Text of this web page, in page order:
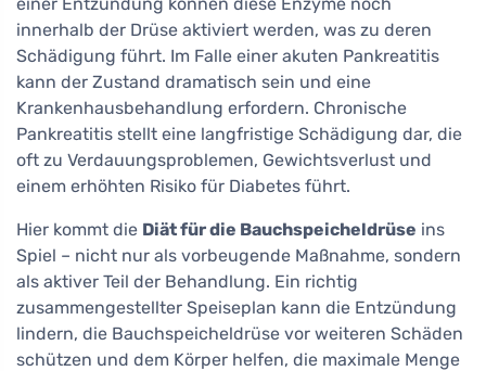
innerhalb der Drüse aktiviert werden, was zu deren
Schädigung führt. Im Falle einer akuten Pankreatitis
kann der Zustand dramatisch sein und eine
Krankenhausbehandlung erfordern. Chronische
Pankreatitis stellt eine langfristige Schädigung dar, die
oft zu Verdauungsproblemen, Gewichtsverlust und
einem erhöhten Risiko für Diabetes führt.
Hier kommt die Diät für die Bauchspeicheldrüse ins
Spiel – nicht nur als vorbeugende Maßnahme, sondern
als aktiver Teil der Behandlung. Ein richtig
zusammengestellter Speiseplan kann die Entzündung
lindern, die Bauchspeicheldrüse vor weiteren Schäden
schützen und dem Körper helfen, die maximale Menge